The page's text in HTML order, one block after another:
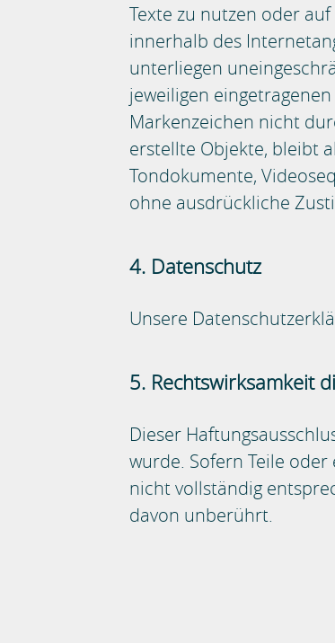
Texte zu nutzen oder
innerhalb des
unterliegen
jeweiligen
Markenzeichen nicht
erstellte Objekte, bleibt
Tondokumente,
ohne ausdrückliche
4. Datenschutz
Unsere
5. Rechtswirksamkeit
Dieser
wurde. Sofern Teile
nicht vollständig
davon unberührt.